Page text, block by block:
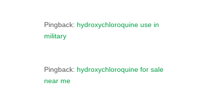
Pingback: hydroxychloroquine use in
military
Pingback: hydroxychloroquine for sale
near me